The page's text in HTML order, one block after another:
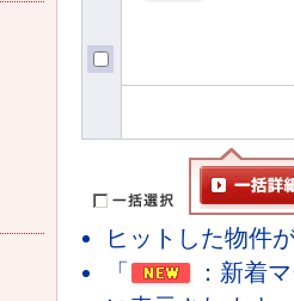
ヒットした物件
「
：新着